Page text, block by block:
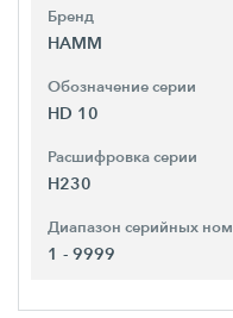
Бренд
HAMM
Обозначение серии
HD 10
Расшифровка серии
H230
Диапазон серийных
1 - 9999